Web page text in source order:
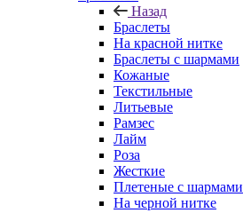
Назад
Браслеты
На красной нитке
Браслеты с шармами
Кожаные
Текстильные
Литьевые
Рамзес
Лайм
Роза
Жесткие
Плетеные с шармами
На черной нитке